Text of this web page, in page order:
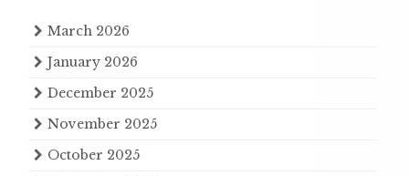
March 2026
January 2026
December 2025
November 2025
October 2025